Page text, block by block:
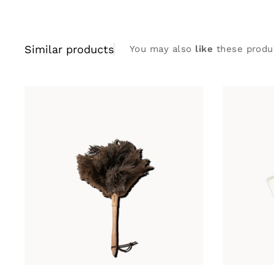
Similar products You may also like these